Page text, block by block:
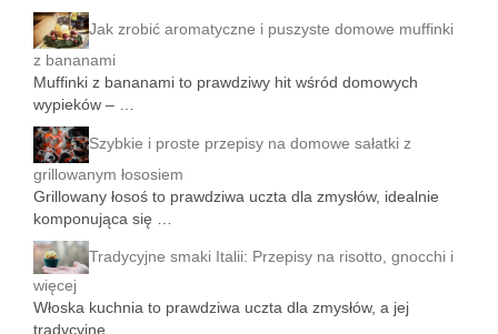
Jak zrobić aromatyczne i puszyste domowe muffinki
z bananami
Muffinki z bananami to prawdziwy hit wśród domowych
wypieków – …
Szybkie i proste przepisy na domowe sałatki z
grillowanym łososiem
Grillowany łosoś to prawdziwa uczta dla zmysłów, idealnie
komponująca się …
Tradycyjne smaki Italii: Przepisy na risotto, gnocchi i
więcej
Włoska kuchnia to prawdziwa uczta dla zmysłów, a jej
tradycyjne …